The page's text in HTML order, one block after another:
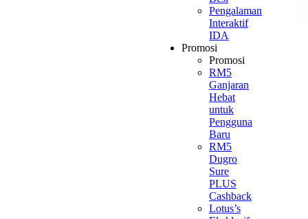
Pengalaman
Interaktif
IDA
Promosi
Promosi
RM5
Ganjaran
Hebat
untuk
Pengguna
Baru
RM5
Dugro
Sure
PLUS
Cashback
Lotus’s